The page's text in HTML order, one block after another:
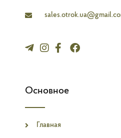
Основное
Главная